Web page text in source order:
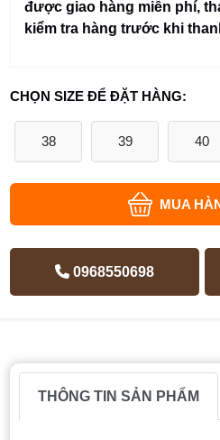
được giao hàng miễn phí,
kiểm tra hàng trước khi
CHỌN SIZE ĐỂ ĐẶT HÀNG:
38 39 40
MUA
0968550698
THÔNG TIN SẢN PHẨM